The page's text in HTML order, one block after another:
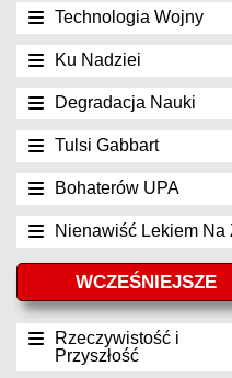
Technologia Wojny
Ku Nadziei
Degradacja Nauki
Tulsi Gabbart
Bohaterów UPA
Nienawiść Lekiem Na
WCZEŚNIEJSZE
Rzeczywistość i
Przyszłość